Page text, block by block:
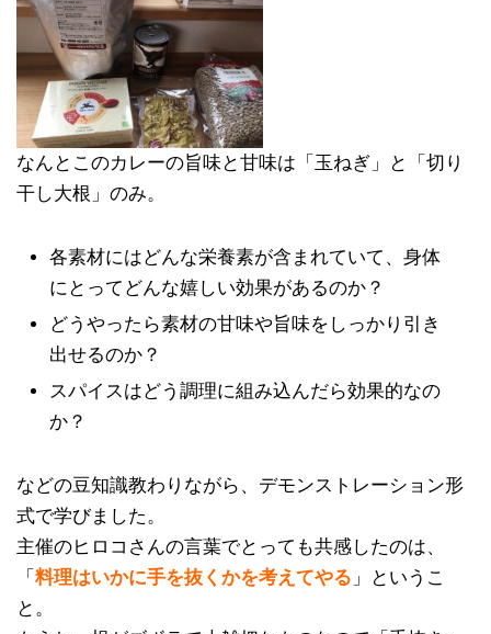
なんとこのカレーの旨味と甘味は「玉ねぎ」と「切り
干し大根」のみ。
各素材にはどんな栄養素が含まれていて、身体
にとってどんな嬉しい効果があるのか？
どうやったら素材の甘味や旨味をしっかり引き
出せるのか？
スパイスはどう調理に組み込んだら効果的なの
か？
などの豆知識教わりながら、デモンストレーション形
式で学びました。
主催のヒロコさんの言葉でとっても共感したのは、
「 料理はいかに手を抜くかを考えてやる 」というこ
と。